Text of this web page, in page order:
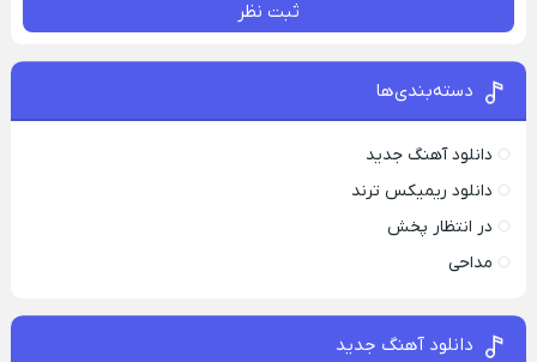
ثبت نظر
دسته‌بندی‌ها
دانلود آهنگ جدید
دانلود ریمیکس ترند
در انتظار پخش
مداحی
دانلود آهنگ جدید